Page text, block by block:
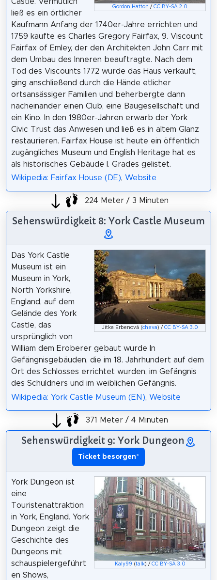
Gordon Hatton /CC BY-SA 2.0
ließ es ein örtlicher
Kaufmann Anfang der 1740er-Jahre errichten und
1759 kaufte es Charles Gregory Fairfax, 9. Viscount
Fairfax of Emley, der den Architekten John Carr mit
dem Umbau des Inneren beauftragte. Nach dem
Tod des Viscounts 1772 wurde das Haus verkauft,
ging anschließend durch die Hände etlicher
ortsansässiger Familien und beherbergte dann
nacheinander einen Club, eine Baugesellschaft und
ein Kino. In den 1980er-Jahren erwarb der York
Civic Trust das Anwesen und ließ es in altem Glanz
restaurieren. Fairfax House ist heute ein öffentlich
zugängliches Museum und English Heritage hat es
als historisches Gebäude I. Grades gelistet.
Wikipedia: Fairfax House (DE), Website
224 Meter / 3 Minuten
Sehenswürdigkeit 8: York Castle Museum
Jitka Erbenová (cheva ) /CC BY-SA 3.0
Das York Castle
Museum ist ein
Museum in York,
North Yorkshire,
England, auf dem
Gelände des York
Castle, das
ursprünglich von
William dem Eroberer gebaut wurde In
Gefängnisgebäuden, die im 18. Jahrhundert auf dem
Ort des Schlosses errichtet wurden, im Gefängnis
des Schuldners und im weiblichen Gefängnis.
Wikipedia: York Castle Museum (EN), Website
371 Meter / 4 Minuten
Sehenswürdigkeit 9: York Dungeon
Ticket besorgen*
Kaly99 (talk) / CC BY-SA 3.0
York Dungeon ist
eine
Touristenattraktion
in York, England. York
Dungeon zeigt die
Geschichte des
Dungeons mit
schauspielergeführt
en Shows,